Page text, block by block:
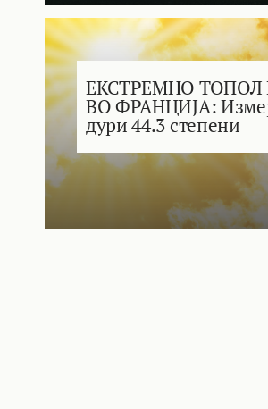
ЕКСТРЕМНО ТОПОЛ
ВО ФРАНЦИЈА:
дури 44.3 степени